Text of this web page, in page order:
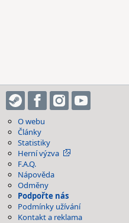
O webu
Články
Statistiky
Herní výzva
F.A.Q.
Nápověda
Odměny
Podpořte nás
Podmínky užívání
Kontakt a reklama